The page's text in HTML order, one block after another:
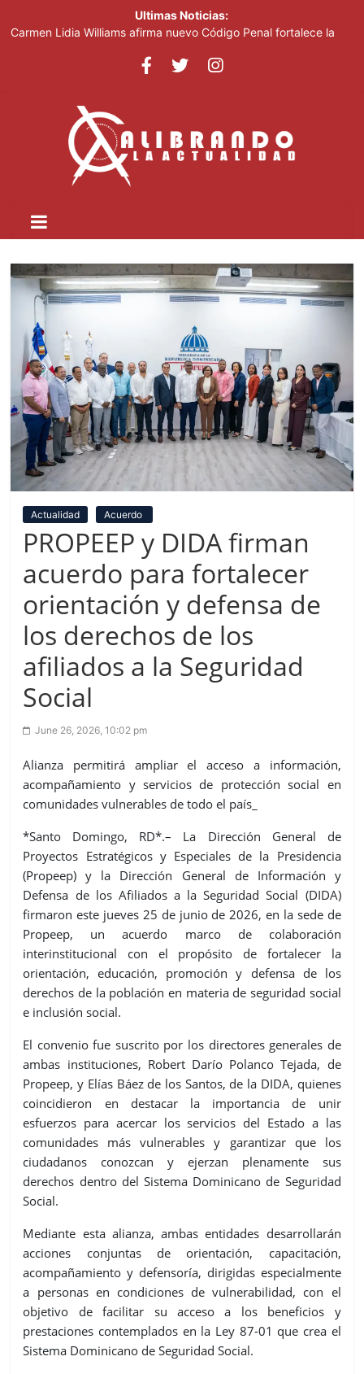
Ultimas Noticias:
Carmen Lidia Williams afirma nuevo Código Penal fortalece la
El Festival Internacional del Sombrero regresa a Ocoa con una
violencia contra niñas, niños y mujeres
Kamilolf indetenible con tema “No lo beses”
Presidente Abinader abrirá XVI congreso internacional de
dirección de proyectos de PMI República Dominicana
Actualidad Acuerdo
PROPEEP y DIDA firman
acuerdo para fortalecer
orientación y defensa de
los derechos de los
afiliados a la Seguridad
Social
June 26, 2026, 10:02 pm
Alianza permitirá ampliar el acceso a información,
acompañamiento y servicios de protección social en
comunidades vulnerables de todo el país_
*Santo Domingo, RD*.– La Dirección General de
Proyectos Estratégicos y Especiales de la Presidencia
(Propeep) y la Dirección General de Información y
Defensa de los Afiliados a la Seguridad Social (DIDA)
firmaron este jueves 25 de junio de 2026, en la sede de
Propeep, un acuerdo marco de colaboración
interinstitucional con el propósito de fortalecer la
orientación, educación, promoción y defensa de los
derechos de la población en materia de seguridad social
e inclusión social.
El convenio fue suscrito por los directores generales de
ambas instituciones, Robert Darío Polanco Tejada, de
Propeep, y Elías Báez de los Santos, de la DIDA, quienes
coincidieron en destacar la importancia de unir
esfuerzos para acercar los servicios del Estado a las
comunidades más vulnerables y garantizar que los
ciudadanos conozcan y ejerzan plenamente sus
derechos dentro del Sistema Dominicano de Seguridad
Social.
Mediante esta alianza, ambas entidades desarrollarán
acciones conjuntas de orientación, capacitación,
acompañamiento y defensoría, dirigidas especialmente
a personas en condiciones de vulnerabilidad, con el
objetivo de facilitar su acceso a los beneficios y
prestaciones contemplados en la Ley 87-01 que crea el
Sistema Dominicano de Seguridad Social.